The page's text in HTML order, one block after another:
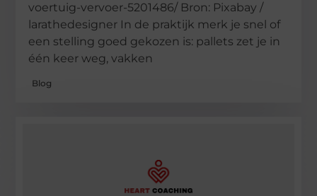
voertuig-vervoer-5201486/ Bron: Pixabay /
larathedesigner In de praktijk merk je snel of
een stelling goed gekozen is: pallets zet je in
één keer weg, vakken
Blog